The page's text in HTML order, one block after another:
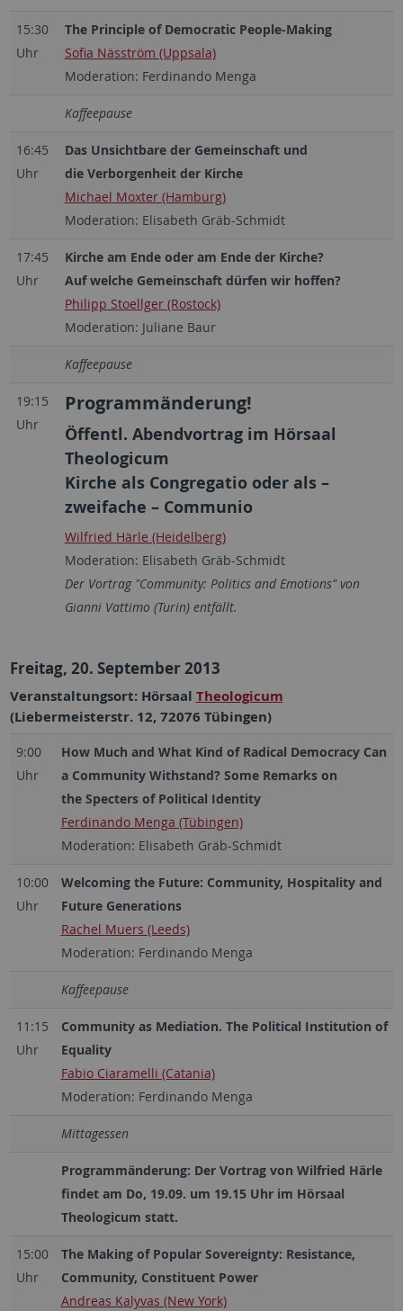
15:30
Uhr
The Principle of Democratic People-Making
Sofia Näsström (Uppsala)
Moderation: Ferdinando Menga
Kaffeepause
16:45
Uhr
Das Unsichtbare der Gemeinschaft und
die Verborgenheit der Kirche
Michael Moxter (Hamburg)
Moderation: Elisabeth Gräb-Schmidt
17:45
Uhr
Kirche am Ende oder am Ende der Kirche?
Auf welche Gemeinschaft dürfen wir hoffen?
Philipp Stoellger (Rostock)
Moderation: Juliane Baur
Kaffeepause
19:15
Uhr
Programmänderung!
Öffentl. Abendvortrag im Hörsaal
Theologicum
Kirche als Congregatio oder als –
zweifache – Communio
Wilfried Härle (Heidelberg)
Moderation: Elisabeth Gräb-Schmidt
Der Vortrag "Community: Politics and Emotions" von
Gianni Vattimo (Turin) entfällt.
Freitag, 20. September 2013
Veranstaltungsort: Hörsaal Theologicum
(Liebermeisterstr. 12, 72076 Tübingen)
9:00
Uhr
How Much and What Kind of Radical Democracy Can
a Community Withstand? Some Remarks on
the Specters of Political Identity
Ferdinando Menga (Tübingen)
Moderation: Elisabeth Gräb-Schmidt
10:00
Uhr
Welcoming the Future: Community, Hospitality and
Future Generations
Rachel Muers (Leeds)
Moderation: Ferdinando Menga
Kaffeepause
11:15
Uhr
Community as Mediation. The Political Institution of
Equality
Fabio Ciaramelli (Catania)
Moderation: Ferdinando Menga
Mittagessen
Programmänderung: Der Vortrag von Wilfried Härle
findet am Do, 19.09. um 19.15 Uhr im Hörsaal
Theologicum statt.
15:00
Uhr
The Making of Popular Sovereignty: Resistance,
Community, Constituent Power
Andreas Kalyvas (New York)